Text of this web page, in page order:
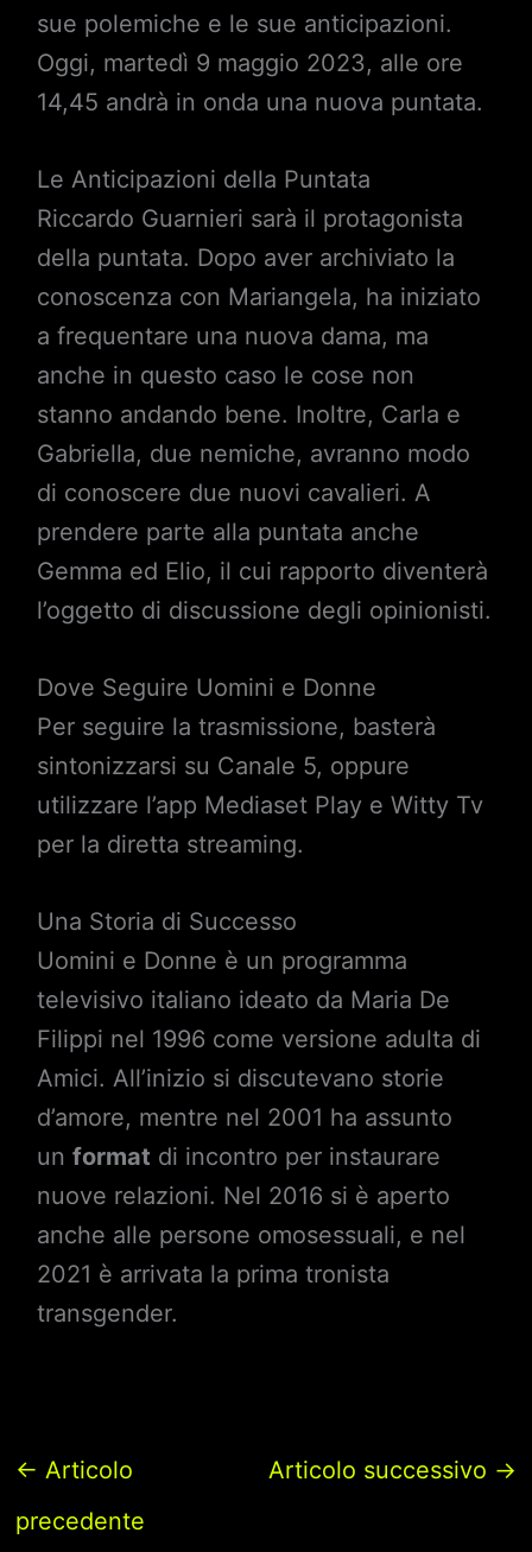
sue polemiche e le sue anticipazioni.
Oggi, martedì 9 maggio 2023, alle ore
14,45 andrà in onda una nuova puntata.
Le Anticipazioni della Puntata
Riccardo Guarnieri sarà il protagonista
della puntata. Dopo aver archiviato la
conoscenza con Mariangela, ha iniziato
a frequentare una nuova dama, ma
anche in questo caso le cose non
stanno andando bene. Inoltre, Carla e
Gabriella, due nemiche, avranno modo
di conoscere due nuovi cavalieri. A
prendere parte alla puntata anche
Gemma ed Elio, il cui rapporto diventerà
l’oggetto di discussione degli opinionisti.
Dove Seguire Uomini e Donne
Per seguire la trasmissione, basterà
sintonizzarsi su Canale 5, oppure
utilizzare l’app Mediaset Play e Witty Tv
per la diretta streaming.
Una Storia di Successo
Uomini e Donne è un programma
televisivo italiano ideato da Maria De
Filippi nel 1996 come versione adulta di
Amici. All’inizio si discutevano storie
d’amore, mentre nel 2001 ha assunto
un format di incontro per instaurare
nuove relazioni. Nel 2016 si è aperto
anche alle persone omosessuali, e nel
2021 è arrivata la prima tronista
transgender.
← Articolo
precedente
Articolo successivo →